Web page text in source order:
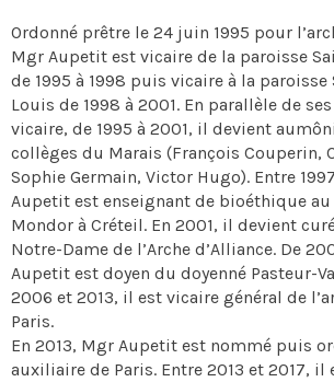
Ordonné prêtre le 24 juin 1995 pour
Mgr Aupetit est vicaire de la paroisse
de 1995 à 1998 puis vicaire à la
Louis de 1998 à 2001. En parallèle de
vicaire, de 1995 à 2001, il devient
collèges du Marais (François Couperin,
Sophie Germain, Victor Hugo). Entre
Aupetit est enseignant de bioéthique au
Mondor à Créteil. En 2001, il devient
Notre-Dame de l’Arche d’Alliance. De
Aupetit est doyen du doyenné Pasteur-
2006 et 2013, il est vicaire général de
Paris.
En 2013, Mgr Aupetit est nommé puis
auxiliaire de Paris. Entre 2013 et 2017, il